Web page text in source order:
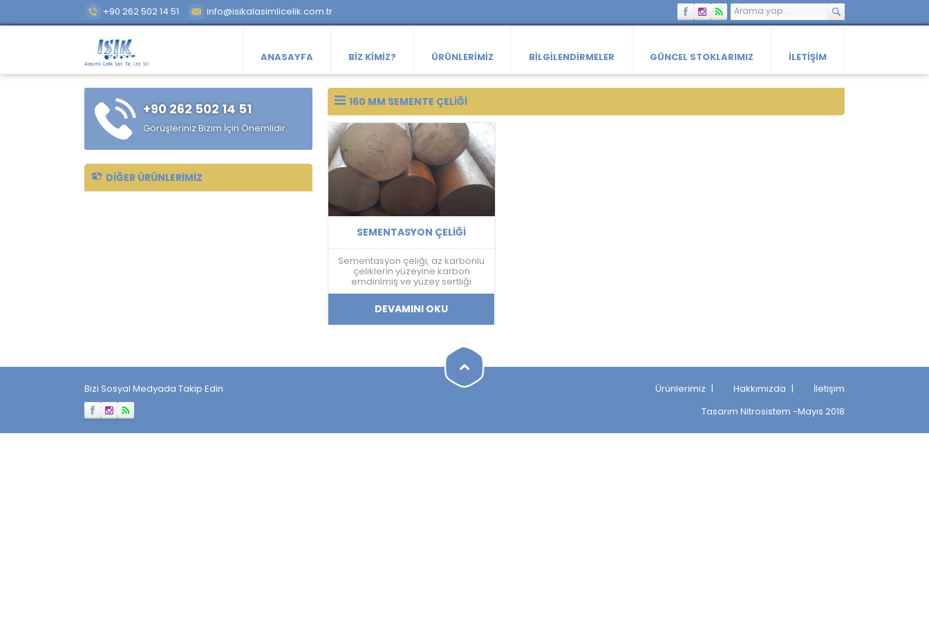
+90 262 502 14 51 info@isikalasimlicelik.com.tr
ANASAYFA BIZ KIMIZ? ÜRÜNLERIMIZ BILGILENDIRMELER GÜNCEL STOKLARIMIZ İLETIŞIM
160 MM SEMENTE ÇELIĞI
SEMENTASYON ÇELIĞI
Sementasyon çeliği, az karbonlu
çeliklerin yüzeyine karbon
emdirilmiş ve yüzey sertliği
arttırılmış bir çelik türüdür.
DEVAMINI OKU
+90 262 502 14 51
Görüşleriniz Bizim İçin Önemlidir.
DIĞER ÜRÜNLERIMIZ
Bizi Sosyal Medyada Takip Edin Ürünlerimiz Hakkımızda
İletişim
Tasarım Nitrosistem -Mayıs 2018